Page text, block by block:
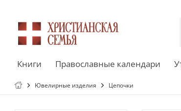
Книги Православные календари
Ювелирные изделия Цепочки